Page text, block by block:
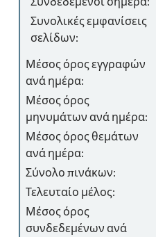
Συνολικές εμφανίσεις
σελίδων:
Μέσος όρος εγγραφών
ανά ημέρα:
Μέσος όρος
μηνυμάτων ανά ημέρα:
Μέσος όρος θεμάτων
ανά ημέρα:
Σύνολο πινάκων:
Τελευταίο μέλος:
Μέσος όρος
συνδεδεμένων ανά